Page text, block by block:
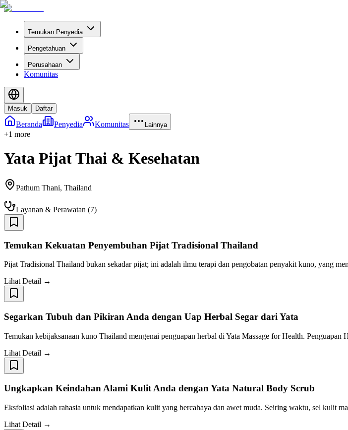
Temukan Penyedia
Pengetahuan
Perusahaan
Komunitas
Masuk Daftar
Beranda Penyedia Komunitas Lainnya
+1 more
Yata Pijat Thai & Kesehatan
Pathum Thani, Thailand
Layanan & Perawatan (7)
Temukan Kekuatan Penyembuhan Pijat Tradisional Thailand
Pijat Tradisional Thailand bukan sekadar pijat; ini adalah ilmu terapi dan pengobatan penyakit kuno, yang
Lihat Detail →
Segarkan Tubuh dan Pikiran Anda dengan Uap Herbal Segar dari Yata
Temukan kebijaksanaan kuno Thailand mengenai penguapan herbal di Yata Massage for Health. Penguapan
Lihat Detail →
Ungkapkan Keindahan Alami Kulit Anda dengan Yata Natural Body Scrub
Eksfoliasi adalah rahasia untuk mendapatkan kulit yang bercahaya dan awet muda. Seiring waktu, sel kulit
Lihat Detail →